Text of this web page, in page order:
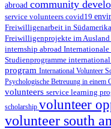
abroad community
service volunteers covid19
Freiwilligenarbeit in Südamerika
Freiwilligenprojekte im Ausland
internship abroad
Studienprogramme
program International Volunteer
Psychologische Betreuung in einem
volunteers service learning
scholarship volunteer
volunteer south